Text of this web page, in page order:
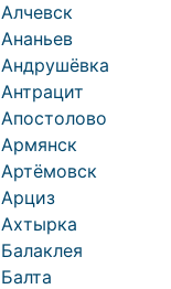
Алчевск
Ананьев
Андрушёвка
Антрацит
Апостолово
Армянск
Артёмовск
Арциз
Ахтырка
Балаклея
Балта